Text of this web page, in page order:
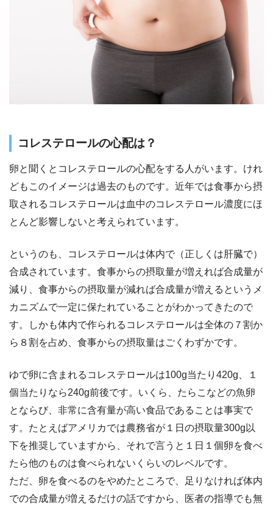
コレステロールの心配は？
卵と聞くとコレステロールの心配をする人がいます。けれ
どもこのイメージは過去のものです。近年では食事から摂
取されるコレステロールは血中のコレステロール濃度にほ
とんど影響しないと考えられています。
というのも、コレステロールは体内で（正しくは肝臓で）
合成されています。食事からの摂取量が増えれば合成量が
減り、食事からの摂取量が減れば合成量が増えるというメ
カニズムで一定に保たれていることがわかってきたので
す。しかも体内で作られるコレステロールは全体の７割か
ら８割を占め、食事からの摂取量はごくわずかです。
ゆで卵に含まれるコレステロールは100g当たり420g、１
個当たりなら240g前後です。いくら、たらこなどの魚卵
とならび、非常に含有量が高い食品であることは事実で
す。たとえばアメリカでは農務省が１日の摂取量300g以
下を推奨していますから、それで言うと１日１個卵を食べ
たら他のものは食べられないくらいのレベルです。
ただ、卵を食べるのをやめたところで、足りなければ体内
での合成量が増えるだけの話ですから、医者の指導でも無